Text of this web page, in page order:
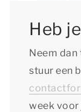
Heb
Neem
stuur een
week voor